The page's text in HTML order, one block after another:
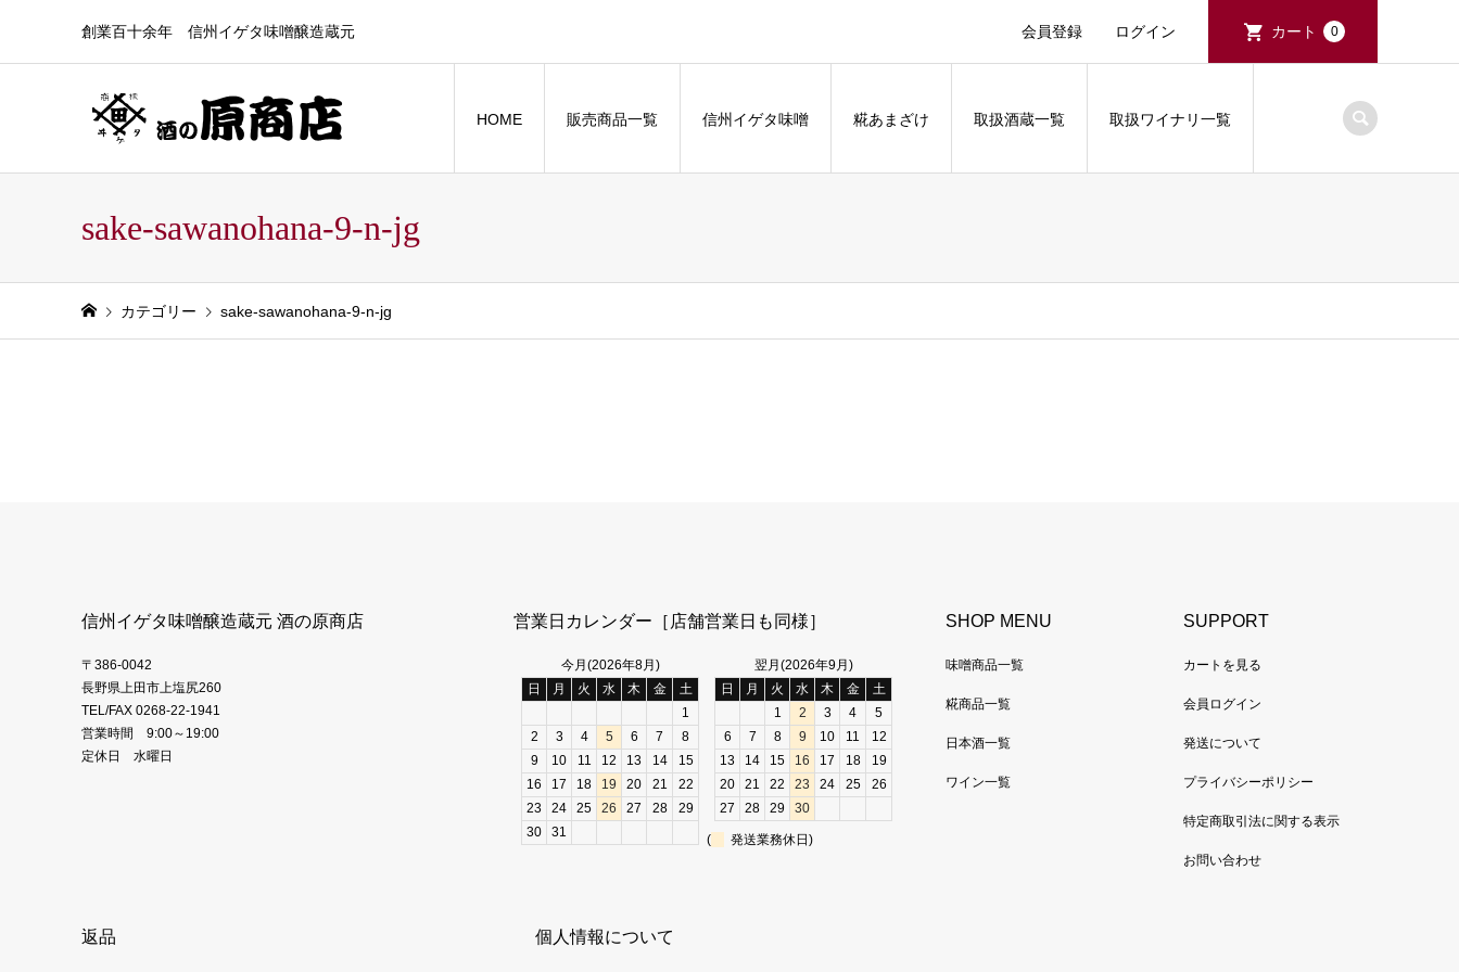
創業百十余年 信州イゲタ味噌醸造蔵元 会員登録 ログイン カート 0
HOME 販売商品一覧 信州イゲタ味噌 糀あまざけ 取扱酒蔵一覧 取扱ワイナリ一覧
sake-sawanohana-9-n-jg
カテゴリー sake-sawanohana-9-n-jg
信州イゲタ味噌醸造蔵元 酒の原商店
〒386-0042
長野県上田市上塩尻260
TEL/FAX 0268-22-1941
営業時間 9:00～19:00
定休日 水曜日
営業日カレンダー［店舗営業日も同様］
今月(2026年8月)
日
月 火 水 木 金
土
1
2
3 4 5 6 7
8
9
10 11 12 13 14
15
16
17 18 19 20 21
22
23
24 25 26 27 28
29
30
31
翌月(2026年9月)
日
月 火 水 木 金
土
1
2 3 4
5
6
7 8 9 10 11
12
13
14 15 16 17 18
19
20
21 22 23 24 25
26
27
28 29 30
( 発送業務休日)
SHOP MENU
味噌商品一覧
糀商品一覧
日本酒一覧
ワイン一覧
SUPPORT
カートを見る
会員ログイン
発送について
プライバシーポリシー
特定商取引法に関する表示
お問い合わせ
返品 個人情報について